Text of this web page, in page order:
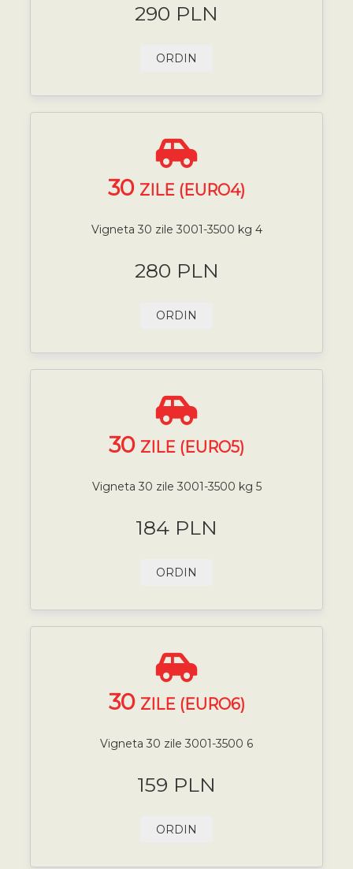
290 PLN
ORDIN
30 ZILE (EURO4)
Vigneta 30 zile 3001-3500 kg 4
280 PLN
ORDIN
30 ZILE (EURO5)
Vigneta 30 zile 3001-3500 kg 5
184 PLN
ORDIN
30 ZILE (EURO6)
Vigneta 30 zile 3001-3500 6
159 PLN
ORDIN